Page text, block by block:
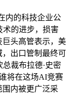
内的科技企业公
的进步，损害
头高管表示，美
，出口管制最终可
裁布拉德·史密
将在这场AI竞赛
内被更广泛采